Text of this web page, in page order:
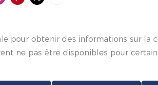
pour obtenir des informations sur la
ne pas être disponibles pour